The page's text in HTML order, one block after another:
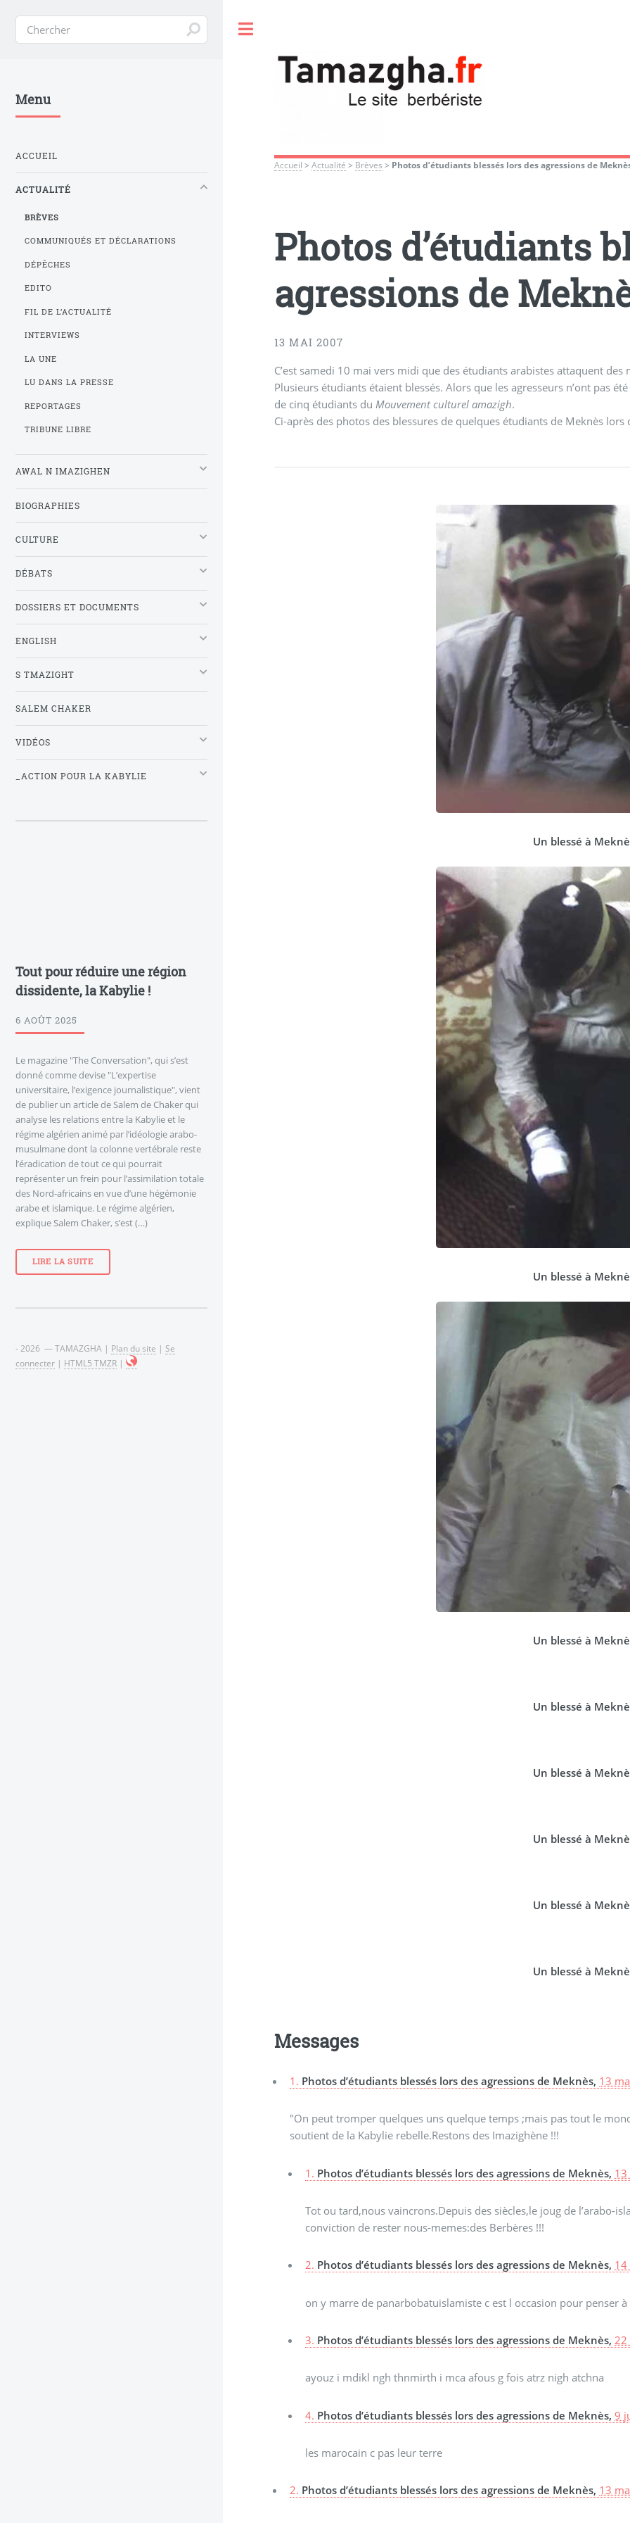
Accueil >Actualité > Brèves > Photos d’étudiants blessés lors des agressions de
Photos d’étudiants
agressions de
13 MAI 2007
C’est samedi 10 mai vers midi que des étudiants arabistes attaquent
Plusieurs étudiants étaient blessés. Alors que les agresseurs n’ont pas
de cinq étudiants du Mouvement culturel amazigh.
Ci-après des photos des blessures de quelques étudiants de Meknès
Un blessé à
Un blessé à
Un blessé à
Un blessé à
Un blessé à
Un blessé à
Un blessé à
Un blessé à
Messages
1. Photos d’étudiants blessés lors des agressions de Meknès, 13
"On peut tromper quelques uns quelque temps ;mais pas tout le
soutient de la Kabylie rebelle.Restons des Imazighène !!!
1. Photos d’étudiants blessés lors des agressions de Meknès, 13
Tot ou tard,nous vaincrons.Depuis des siècles,le joug de l’arabo-
conviction de rester nous-memes:des Berbères !!!
2. Photos d’étudiants blessés lors des agressions de Meknès, 14
on y marre de panarbobatuislamiste c est l occasion pour penser
3. Photos d’étudiants blessés lors des agressions de Meknès, 22
ayouz i mdikl ngh thnmirth i mca afous g fois atrz nigh atchna
4. Photos d’étudiants blessés lors des agressions de Meknès,9
les marocain c pas leur terre
2. Photos d’étudiants blessés lors des agressions de Meknès, 13
Menu
ACCUEIL
ACTUALITÉ
BRÈVES
COMMUNIQUÉS ET DÉCLARATIONS
DÉPÊCHES
EDITO
FIL DE L’ACTUALITÉ
INTERVIEWS
LA UNE
LU DANS LA PRESSE
REPORTAGES
TRIBUNE LIBRE
AWAL N IMAZIGHEN
BIOGRAPHIES
CULTURE
DÉBATS
DOSSIERS ET DOCUMENTS
ENGLISH
S TMAZIGHT
SALEM CHAKER
VIDÉOS
_ACTION POUR LA KABYLIE
Tout pour réduire une région
dissidente, la Kabylie !
6 AOÛT 2025
Le magazine "The Conversation", qui s’est
donné comme devise "L’expertise
universitaire, l’exigence journalistique", vient
de publier un article de Salem de Chaker qui
analyse les relations entre la Kabylie et le
régime algérien animé par l’idéologie arabo-
musulmane dont la colonne vertébrale reste
l’éradication de tout ce qui pourrait
représenter un frein pour l’assimilation totale
des Nord-africains en vue d’une hégémonie
arabe et islamique. Le régime algérien,
explique Salem Chaker, s’est (…)
LIRE LA SUITE
- 2026 — TAMAZGHA | Plan du site | Se
connecter | HTML5 TMZR |